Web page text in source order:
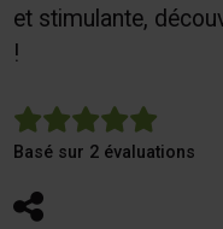
et stimulante,
!
5
Basé sur 2 évaluations
Partager